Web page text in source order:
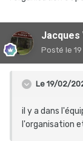
Jacques
Posté le
Le 19/02/
il y a dans
l'organisation